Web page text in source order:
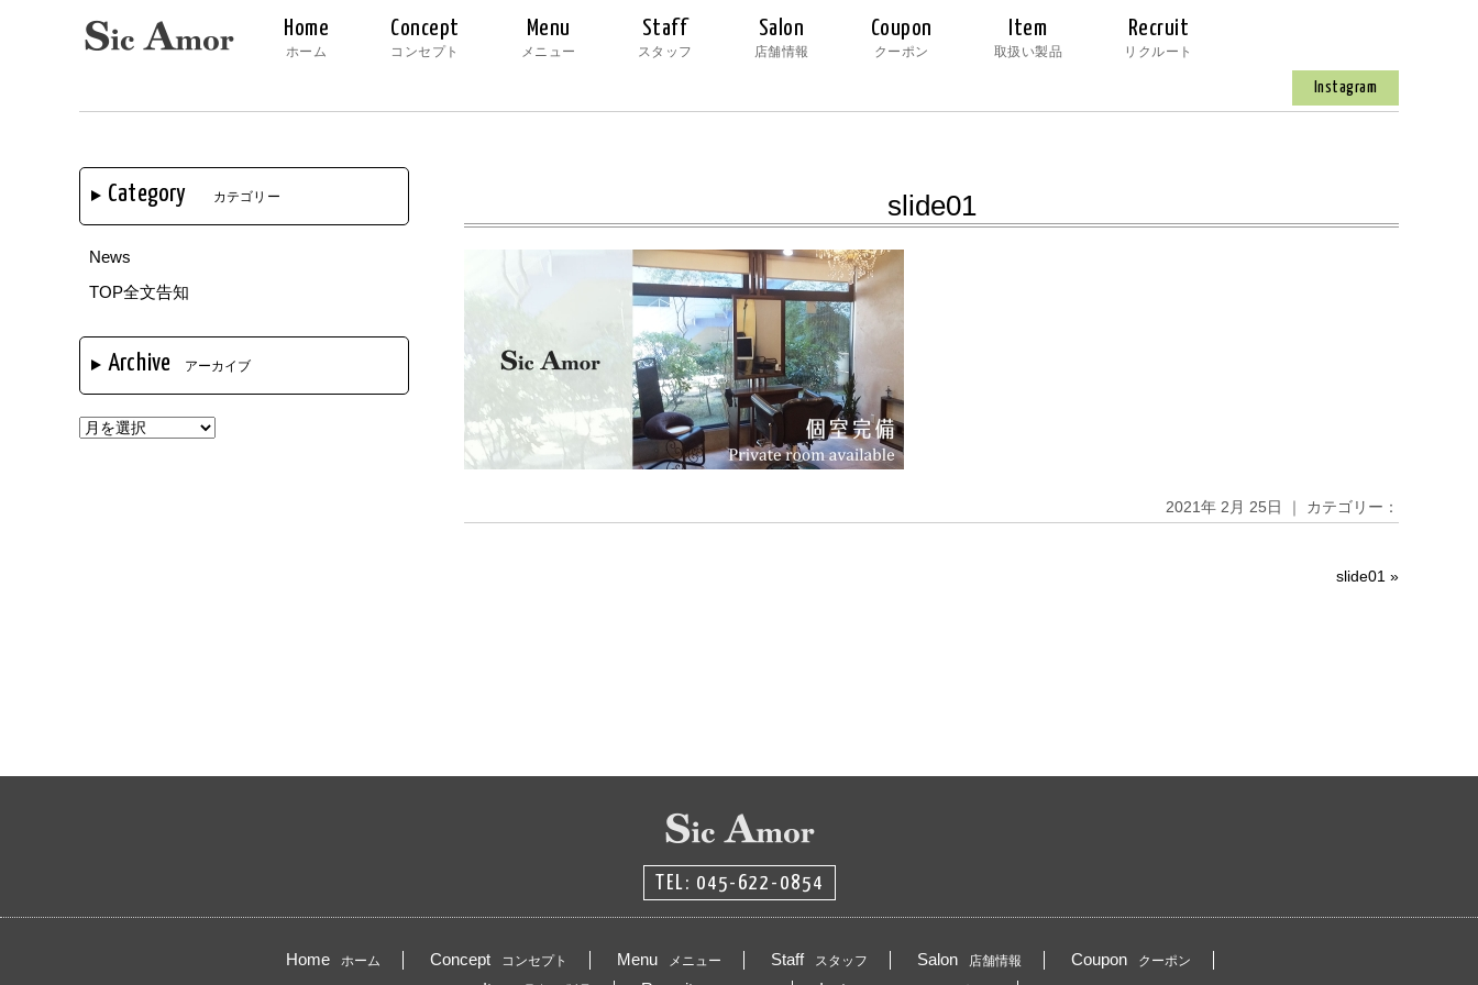
Home
ホーム
Concept
コンセプト
Menu
メニュー
Staff
スタッフ
Salon
店舗情報
Coupon
クーポン
Item
取扱い製品
Recruit
リクルート
Instagram
slide01
2021年 2月 25日 ｜ カテゴリー：
slide01 »
Category カテゴリー
News
TOP全文告知
Archive アーカイブ
TEL: 045-622-0854
Home ホーム Concept コンセプト Menu メニュー Staff スタッフ Salon 店舗情報 Coupon クーポン